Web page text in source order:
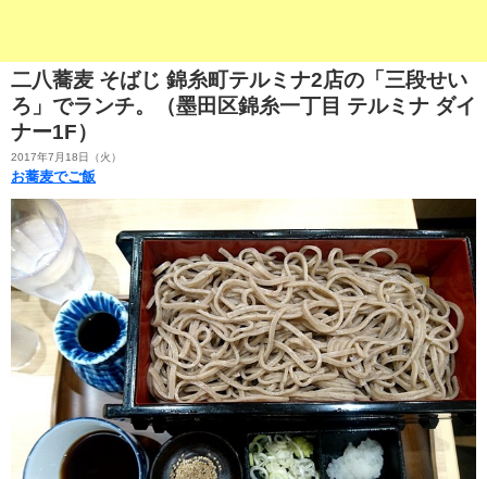
二八蕎麦 そばじ 錦糸町テルミナ2店の「三段せい
ろ」でランチ。（墨田区錦糸一丁目 テルミナ ダイ
ナー1F）
2017年7月18日（火）
お蕎麦でご飯